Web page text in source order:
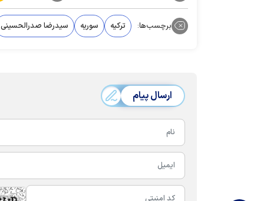
برچسب‌ها: ترکیه سوریه سیدرضا صدرالحسینی
ارسال پیام